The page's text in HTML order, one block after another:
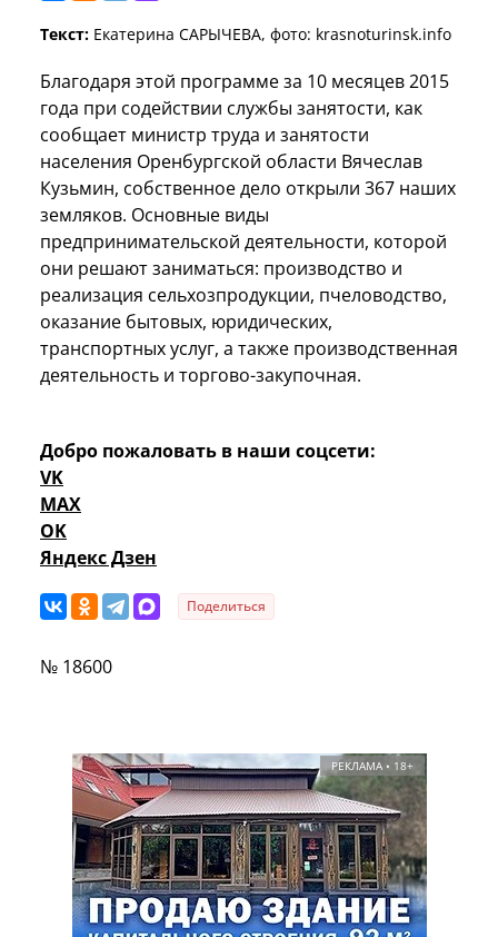
Текст: Екатерина САРЫЧЕВА, фото: krasnoturinsk.info
Благодаря этой программе за 10 месяцев 2015
года при содействии службы занятости, как
сообщает министр труда и занятости
населения Оренбургской области Вячеслав
Кузьмин, собственное дело открыли 367 наших
земляков. Основные виды
предпринимательской деятельности, которой
они решают заниматься: производство и
реализация сельхозпродукции, пчеловодство,
оказание бытовых, юридических,
транспортных услуг, а также производственная
деятельность и торгово-закупочная.
Добро пожаловать в наши соцсети:
VK
MAX
OK
Яндекс Дзен
Поделиться
№ 18600
РЕКЛАМА • 18+